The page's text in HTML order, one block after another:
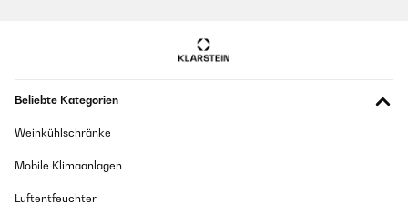
Het filter aangeschaft als reserve en om te wisselen tijdens het
gaas (Foei, DHL) maar daar zie je bij de Free 90 niets van.Prima
Beliebte Kategorien
Weinkühlschränke
Mobile Klimaanlagen
Luftentfeuchter